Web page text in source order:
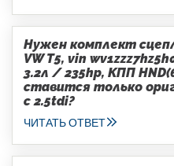
Нужен комплект
VW T5, vin
3.2л / 235hp, КПП
ставится только
с 2.5tdi?
ЧИТАТЬ ОТВЕТ